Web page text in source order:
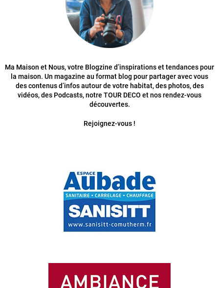
Ma Maison et Nous, votre Blogzine d’inspirations et tendances pour
la maison. Un magazine au format blog pour partager avec vous
des contenus d’infos autour de votre habitat, des photos, des
vidéos, des Podcasts, notre TOUR DECO et nos rendez-vous
découvertes.
Rejoignez-vous !